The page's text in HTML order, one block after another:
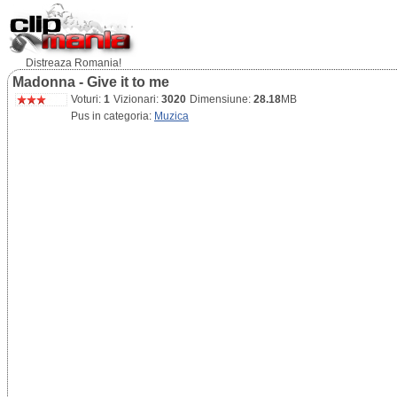
Distreaza Romania!
Madonna - Give it to me
Voturi: 1 Vizionari: 3020 Dimensiune: 28.18MB
Pus in categoria: Muzica